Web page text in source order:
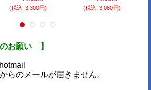
(税込: 3,300円)
(税込: 3,080円)
お願い 】
らのメールが届きません。